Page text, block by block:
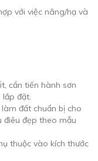
với việc nâng/hạ và
cần tiến hành sơn
lắp đặt.
đất chuẩn bị cho
điêu đẹp theo mẫu
thuộc vào kích thước